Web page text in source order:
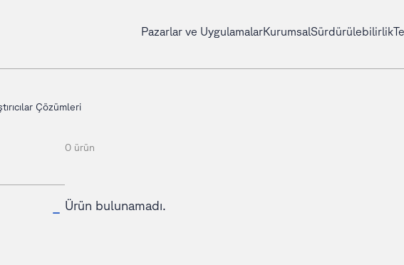
Pazarlar ve UygulamalarKurumsalSürdürülebilirlik
Çözümleri
0 ürün
Ürün bulunamadı.